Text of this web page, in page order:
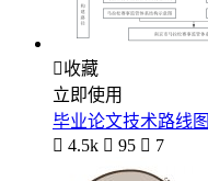
收藏
立即使用
毕业论文技术路线图
 4.5k  95  7